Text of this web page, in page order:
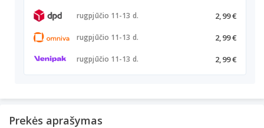
rugpjūčio 11-13 d. 2,99 €
rugpjūčio 11-13 d. 2,99 €
rugpjūčio 11-13 d. 2,99 €
Prekės aprašymas